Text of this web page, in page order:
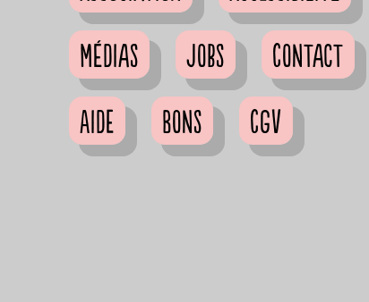
Médias
Jobs
Contact
Aide
Bons CGV